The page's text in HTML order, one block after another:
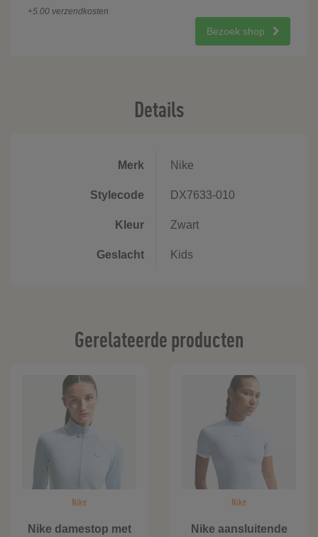
+5.00 verzendkosten
Bezoek shop
Details
Merk Nike
Stylecode DX7633-010
Kleur Zwart
Geslacht Kids
Gerelateerde producten
Nike
Nike damestop met
Nike
Nike aansluitende